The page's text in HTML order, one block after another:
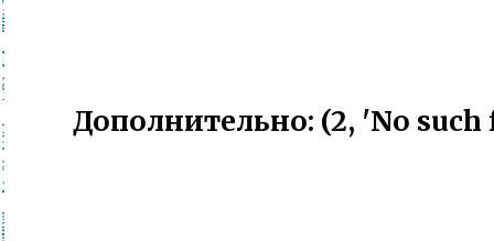
Дополнительно: (2, 'No